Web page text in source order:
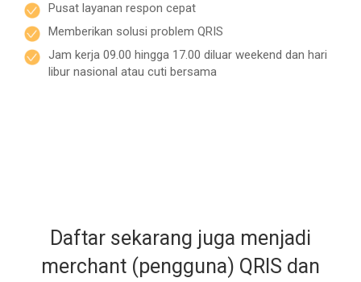
Pusat layanan respon cepat
Memberikan solusi problem QRIS
Jam kerja 09.00 hingga 17.00 diluar weekend dan hari
libur nasional atau cuti bersama
Daftar sekarang juga menjadi
merchant (pengguna) QRIS dan